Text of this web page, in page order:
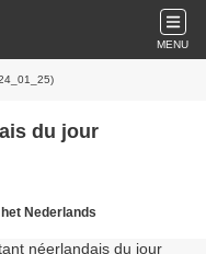
MENU
du jour
Nederlands